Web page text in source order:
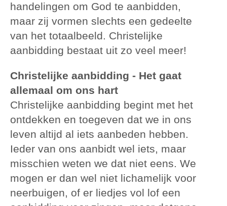
handelingen om God te aanbidden,
maar zij vormen slechts een gedeelte
van het totaalbeeld. Christelijke
aanbidding bestaat uit zo veel meer!
Christelijke aanbidding - Het gaat
allemaal om ons hart
Christelijke aanbidding begint met het
ontdekken en toegeven dat we in ons
leven altijd al iets aanbeden hebben.
Ieder van ons aanbidt wel iets, maar
misschien weten we dat niet eens. We
mogen er dan wel niet lichamelijk voor
neerbuigen, of er liedjes vol lof een